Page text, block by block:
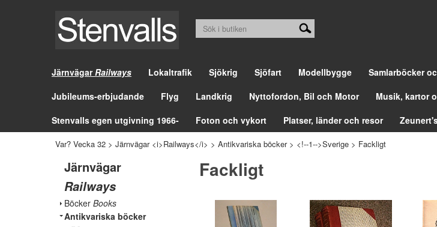
JärnvägarRailways Lokaltrafik Sjökrig Sjöfart Modellbygge Samlarböcker
Jubileums-erbjudande
Flyg Landkrig Nyttofordon, Bil och Motor Musik, kartor
Stenvalls egen utgivning 1966-
Foton och vykort Platser, länder och resor
Var? Vecka 32 > Järnvägar <i>Railways</i> > Antikvariska böcker> <!--1-->Sverige > Fackligt
Järnvägar
Railways
Böcker Books
Antikvariska böcker
Fackligt